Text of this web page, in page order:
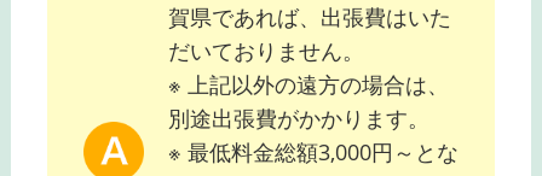
賀県であれば、出張費はいた
だいておりません。
※ 上記以外の遠方の場合は、
別途出張費がかかります。
※ 最低料金総額3,000円～とな